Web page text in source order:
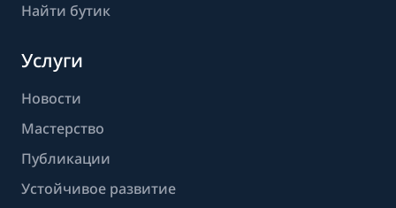
Найти бутик
Услуги
Новости
Мастерство
Публикации
Устойчивое развитие